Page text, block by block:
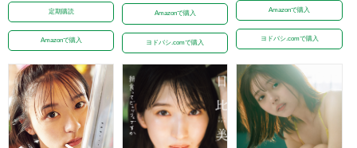
定期購読
Amazonで購入
Amazonで購入
ヨドバシ.comで購入
Amazonで購入
ヨドバシ.comで購入